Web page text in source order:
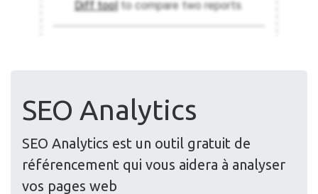
SEO Analytics
SEO Analytics est un outil gratuit de
référencement qui vous aidera à analyser
vos pages web